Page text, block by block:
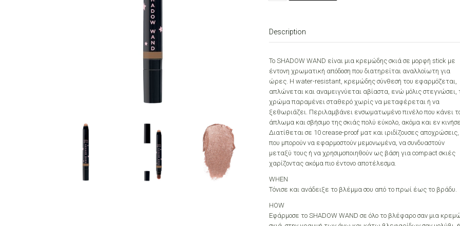
SAND
Description
Το SHADOW WAND είναι μια κρεμώδης σκιά σε μορφή stick με
έντονη χρωματική απόδοση που διατηρείται αναλλοίωτη για
ώρες. Η water-resistant, κρεμώδης σύνθεσή του εφαρμόζεται,
απλώνεται και αναμειγνύεται αβίαστα, ενώ μόλις στεγνώσει,
χρώμα παραμένει σταθερό χωρίς να μεταφέρεται ή να
ξεθωριάζει. Περιλαμβάνει ενσωματωμένο πινέλο που κάνει
άπλωμα και σβήσιμο της σκιάς πολύ εύκολο, ακόμα και εν
Διατίθεται σε 10 crease-proof ματ και ιριδίζουσες αποχρώσεις,
που μπορούν να εφαρμοστούν μεμονωμένα, να συνδυαστούν
μεταξύ τους ή να χρησιμοποιηθούν ως βάση για compact σκιές
χαρίζοντας ακόμα πιο έντονο αποτέλεσμα.
WHEN
Τόνισε και ανάδειξε το βλέμμα σου από το πρωί έως το βράδυ.
HOW
Εφάρμοσε το SHADOW WAND σε όλο το βλέφαρο σαν μια